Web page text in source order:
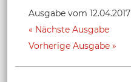
Ausgabe vom 12.04.2017
Nächste Ausgabe
Vorherige Ausgabe